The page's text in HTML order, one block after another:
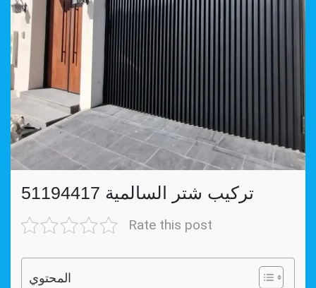
تركيب شتر السالمية 51194417
Rate this post
المحتوي